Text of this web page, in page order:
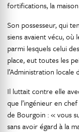
fortifications, la
Son possesseur, qui
siens avaient vécu, où
parmi lesquels celui
place, eut toutes les
l’Administration locale
Il luttait contre elle
que l’ingénieur en
de Bourgoin : « vous
sans avoir égard à la